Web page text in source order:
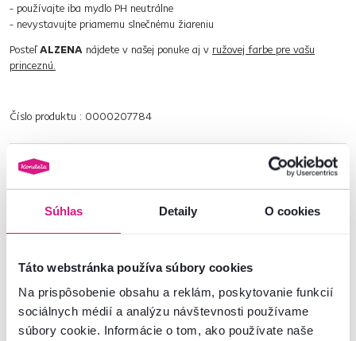
Súhlas Detaily O cookies
Táto webstránka používa súbory cookies
Na prispôsobenie obsahu a reklám, poskytovanie funkcií
sociálnych médií a analýzu návštevnosti používame
súbory cookie. Informácie o tom, ako používate naše
- používajte iba mydlo PH neutrálne
- nevystavujte priamemu slnečnému žiareniu
PosteľALZENA nájdete v našej ponuke aj v ružovej farbe pre vašu
princeznú.
Číslo produktu : 0000207784
Základné parametre
Rozmery a špecifikácie
Montážny návod